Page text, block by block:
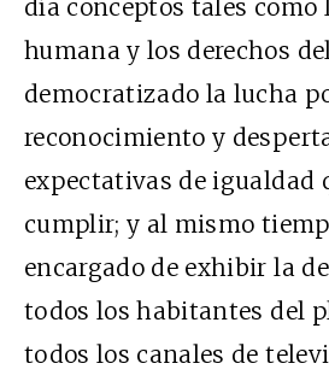
día conceptos tales como
humana y los derechos
democratizado la lucha
reconocimiento y
expectativas de igualdad
cumplir; y al mismo
encargado de exhibir la
todos los habitantes del
todos los canales de